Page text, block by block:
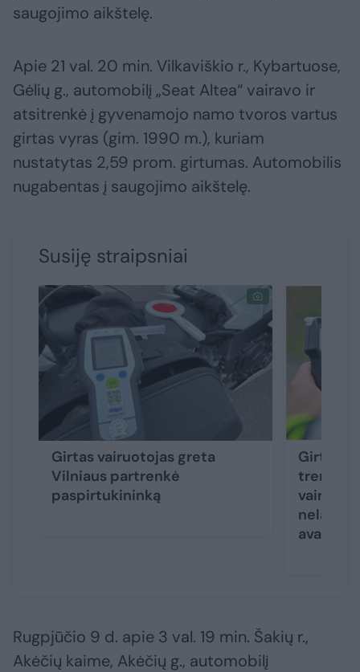
saugojimo aikštelę.
Apie 21 val. 20 min. Vilkaviškio r., Kybartuose,
Gėlių g., automobilį „Seat Altea“ vairavo ir
atsitrenkė į gyvenamojo namo tvoros vartus
girtas vyras (gim. 1990 m.), kuriam
nustatytas 2,59 prom. girtumas. Automobilis
nugabentas į saugojimo aikštelę.
Susiję straipsniai
Girtas vairuotojas greta
Vilniaus partrenkė
paspirtukininką
Girto
trenkėsi
avarijos
Rugpjūčio 9 d. apie 3 val. 19 min. Šakių r.,
Akėčių kaime, Akėčių g., automobilį